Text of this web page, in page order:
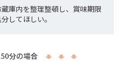
庫内を整理整頓し、賞味期限
してほしい。